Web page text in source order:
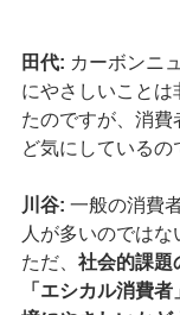
田代: カーボンニ
にやさしいことは
たのですが、消費
ど気にしているの
川谷: 一般の消費
人が多いのではな
ただ、 社会的課題
「エシカル消費